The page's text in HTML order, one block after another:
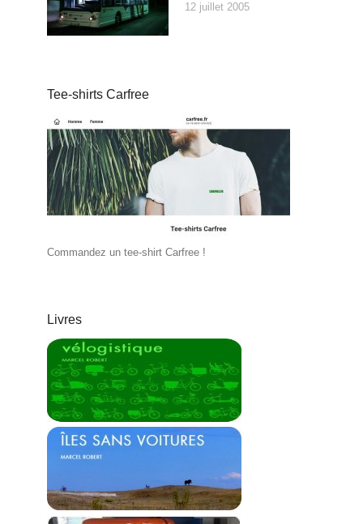
12 juillet 2005
Tee-shirts Carfree
Commandez un tee-shirt Carfree !
Livres